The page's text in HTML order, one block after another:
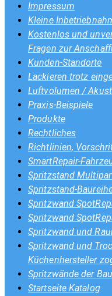
Impressum
Kleine
Kostenlos und
Fragen zur
Kunden-Standorte
Lackieren trotz
Luftvolumen /
Praxis-Beispiele
Produkte
Rechtliches
Richtlinien,
SmartRepair-
Spritzstand
Spritzstand-
Spritzwand
Spritzwand
Spritzwand und
Spritzwand und
Küchenhersteller
Spritzwände der
Startseite Katalog